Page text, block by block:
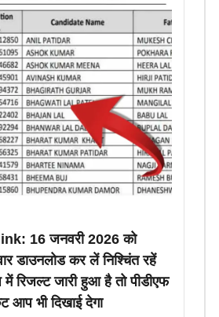
16 जनवरी 2026 को
डाउनलोड कर लें निश्चिंत रहें
रिजल्ट जारी हुआ है तो पीडीएफ
आप भी दिखाई देगा